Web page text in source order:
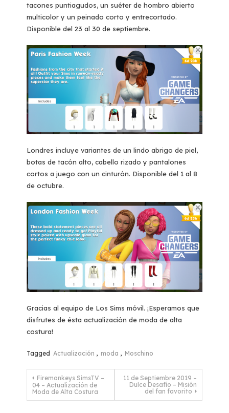
tacones puntiagudos, un suéter de hombro abierto
multicolor y un peinado corto y entrecortado.
Disponible del 23 al 30 de septiembre.
Londres incluye variantes de un lindo abrigo de piel,
botas de tacón alto, cabello rizado y pantalones
cortos a juego con un cinturón. Disponible del 1 al 8
de octubre.
Gracias al equipo de Los Sims móvil. ¡Esperamos que
disfrutes de ésta actualización de moda de alta
costura!
Tagged Actualización , moda , Moschino
Navegación
de
Firemonkeys SimsTV –
04 – Actualización de
Moda de Alta Costura
11 de Septiembre 2019 –
Dulce Desafío – Misión
del fan favorito